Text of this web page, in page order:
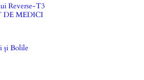
Reverse-T3
DE MEDICI
și Bolile